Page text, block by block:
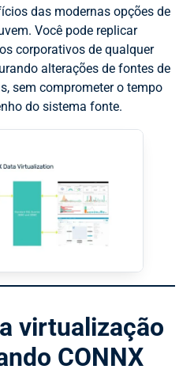
das modernas opções de
Você pode replicar
corporativos de qualquer
alterações de fontes de
sem comprometer o tempo
do sistema fonte.
virtualização
CONNX